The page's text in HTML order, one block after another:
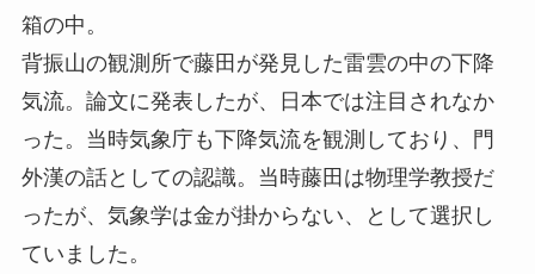
箱の中。
背振山の観測所で藤田が発見した雷雲の中の下降
気流。論文に発表したが、日本では注目されなか
った。当時気象庁も下降気流を観測しており、門
外漢の話としての認識。当時藤田は物理学教授だ
ったが、気象学は金が掛からない、として選択し
ていました。